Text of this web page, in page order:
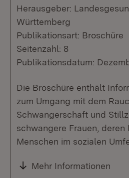
Herausgeber:
Württemberg
Publikationsart: Broschüre
Seitenzahl: 8
Publikationsdatum:
Die Broschüre enthält
zum Umgang mit dem
Schwangerschaft und
schwangere Frauen, deren
Menschen im sozialen
Mehr Informationen